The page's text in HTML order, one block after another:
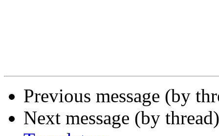
Previous message (by
Next message (by